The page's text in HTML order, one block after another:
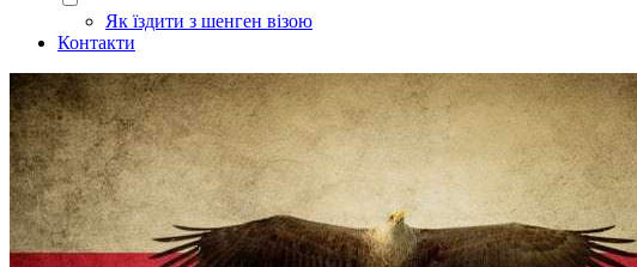
Як їздити з шенген візою
Контакти